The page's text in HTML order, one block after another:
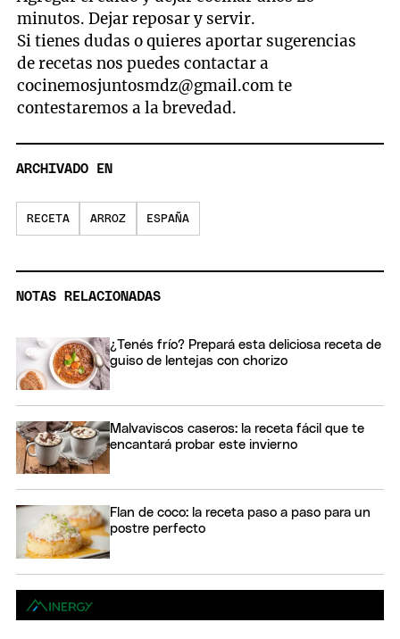
minutos. Dejar reposar y servir.
Si tienes dudas o quieres aportar sugerencias
de recetas nos puedes contactar a
cocinemosjuntosmdz@gmail.comte
contestaremos a la brevedad.
ARCHIVADO EN
RECETA ARROZ ESPAÑA
NOTAS RELACIONADAS
¿Tenés frío? Prepará esta deliciosa receta de
guiso de lentejas con chorizo
Malvaviscos caseros: la receta fácil que te
encantará probar este invierno
Flan de coco: la receta paso a paso para un
postre perfecto